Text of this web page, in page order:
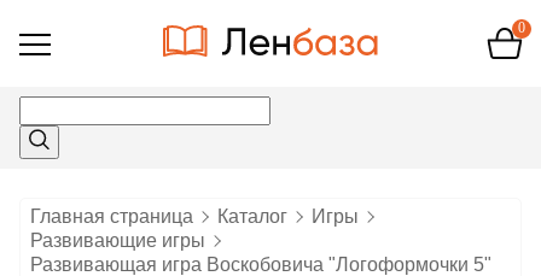
Открыть
0
Главная страница Каталог
Игры
Развивающие игры
Развивающая игра Воскобовича "Логоформочки 5"